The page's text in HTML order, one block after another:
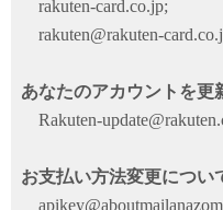
rakuten-card.co.jp;
rakuten@rakuten-
あなたのアカウントを更
Rakuten-
お支払い方法変更につい